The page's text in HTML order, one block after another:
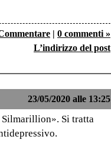
| 0 commenti »
L’indirizzo del post
23/05/2020 alle 13:25
Si tratta